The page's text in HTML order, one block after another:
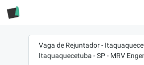
Vaga de Rejuntador -
Itaquaquecetuba - SP - MRV